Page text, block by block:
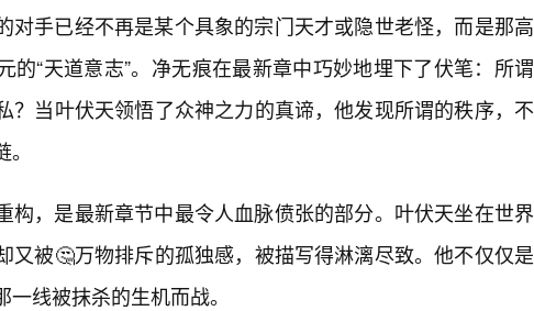
对手已经不再是某个具象的宗门天才或隐世老怪，而是那高
的“天道意志”。净无痕在最新章中巧妙地埋下了伏笔：所谓
？当叶伏天领悟了众神之力的真谛，他发现所谓的秩序，不
构，是最新章节中最令人血脉偾张的部分。叶伏天坐在世界
又被🤔万物排斥的孤独感，被描写得淋漓尽致。他不仅仅是
线被抹杀的生机而战。